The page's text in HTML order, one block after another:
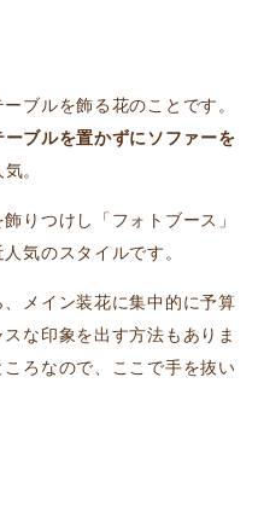
ブルを飾る花のことです。
ーブルを置かずにソファーを
。
りつけし「フォトブース」
気のスタイルです。
メイン装花に集中的に予算
な印象を出す方法もありま
ろなので、ここで手を抜い